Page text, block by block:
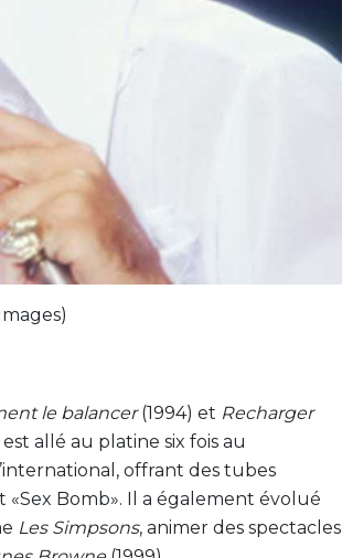
le balancer(1994) et Recharger
allé au platine six fois au
offrant des tubes
Bomb». Il a également évolué
Les Simpsons, animer des spectacles